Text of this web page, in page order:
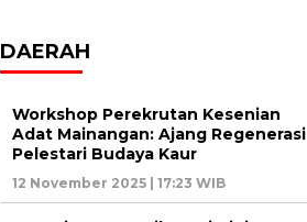
DAERAH
Workshop Perekrutan Kesenian
Adat Mainangan: Ajang Regenerasi
Pelestari Budaya Kaur
12 November 2025 | 17:23 WIB